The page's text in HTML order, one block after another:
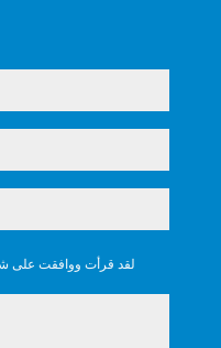
لقد قرأت ووافقت على